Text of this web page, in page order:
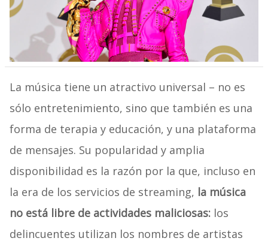
La música tiene un atractivo universal – no es
sólo entretenimiento, sino que también es una
forma de terapia y educación, y una plataforma
de mensajes. Su popularidad y amplia
disponibilidad es la razón por la que, incluso en
la era de los servicios de streaming, la música
no está libre de actividades maliciosas: los
delincuentes utilizan los nombres de artistas